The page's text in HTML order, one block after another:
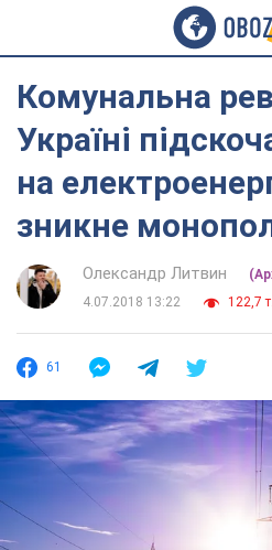
Комунальна
Україні
на
зникне
Олександр Литвин
4.07.2018 13:22
122,7 т.
61